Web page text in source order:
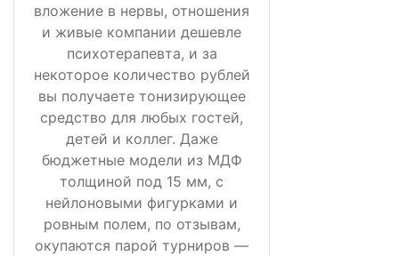
вложение в нервы, отношения
и живые компании дешевле
психотерапевта, и за
некоторое количество рублей
вы получаете тонизирующее
средство для любых гостей,
детей и коллег. Даже
бюджетные модели из МДФ
толщиной под 15 мм, с
нейлоновыми фигурками и
ровным полем, по отзывам,
окупаются парой турниров —